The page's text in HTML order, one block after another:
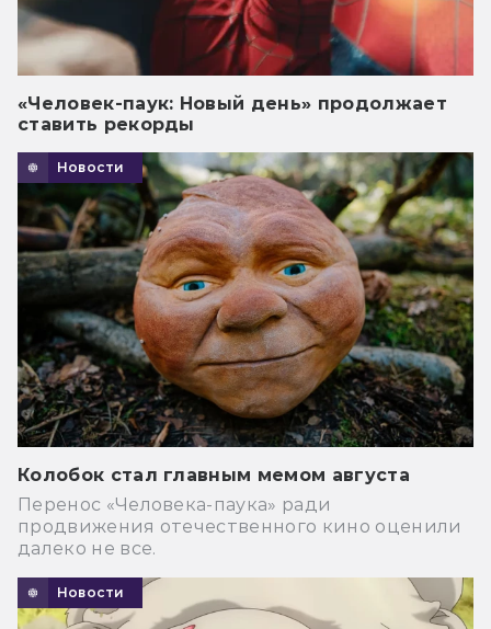
«Человек-паук: Новый день» продолжает
ставить рекорды
Новости
Колобок стал главным мемом августа
Перенос «Человека-паука» ради
продвижения отечественного кино оценили
далеко не все.
Новости